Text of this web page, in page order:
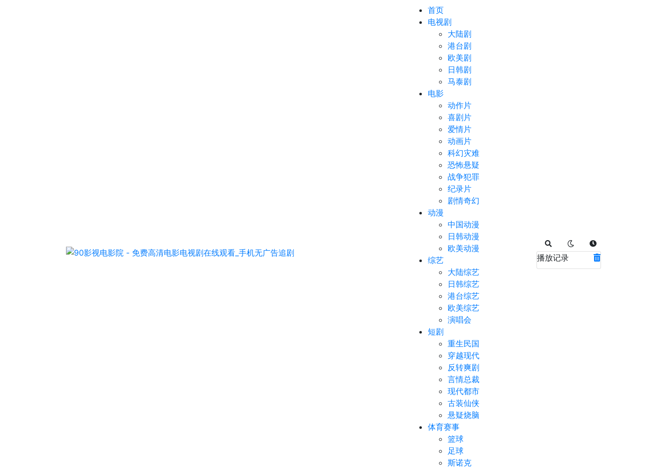
首页
电视剧
大陆剧
港台剧
欧美剧
日韩剧
马泰剧
电影
动作片
喜剧片
爱情片
动画片
科幻灾难
恐怖悬疑
战争犯罪
纪录片
剧情奇幻
动漫
中国动漫
日韩动漫
欧美动漫
综艺
大陆综艺
日韩综艺
港台综艺
欧美综艺
演唱会
短剧
重生民国
穿越现代
反转爽剧
言情总裁
现代都市
古装仙侠
悬疑烧脑
体育赛事
篮球
足球
斯诺克
播放记录